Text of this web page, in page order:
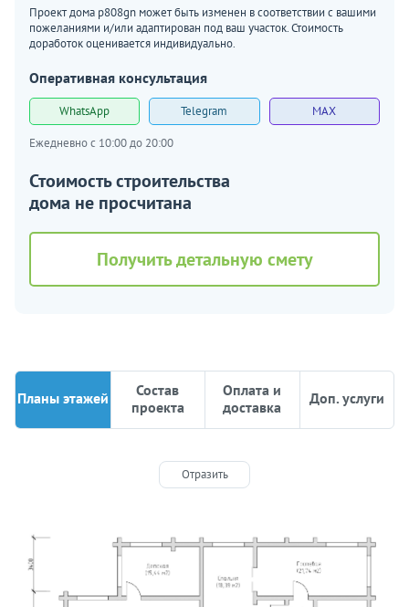
Проект дома p808gn может быть изменен в соответствии с вашими
пожеланиями и/или адаптирован под ваш участок. Стоимость
доработок оценивается индивидуально.
Оперативная консультация
WhatsApp Telegram MAX
Ежедневно с 10:00 до 20:00
Стоимость строительства
дома не просчитана
Получить детальную смету
Планы этажей
Состав
проекта
Оплата и
доставка
Доп. услуги